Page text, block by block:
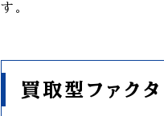
す。
買取型ファク